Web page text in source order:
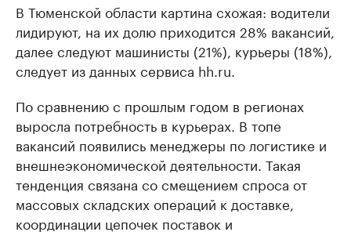
В Тюменской области картина схожая: водители
лидируют, на их долю приходится 28% вакансий,
далее следуют машинисты (21%), курьеры (18%),
следует из данных сервиса hh.ru.
По сравнению с прошлым годом в регионах
выросла потребность в курьерах. В топе
вакансий появились менеджеры по логистике и
внешнеэкономической деятельности. Такая
тенденция связана со смещением спроса от
массовых складских операций к доставке,
координации цепочек поставок и